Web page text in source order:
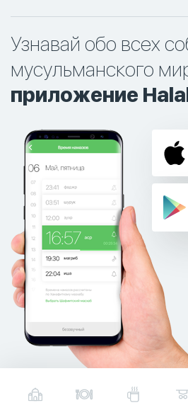
Узнавай обо всех
мусульманского
приложение